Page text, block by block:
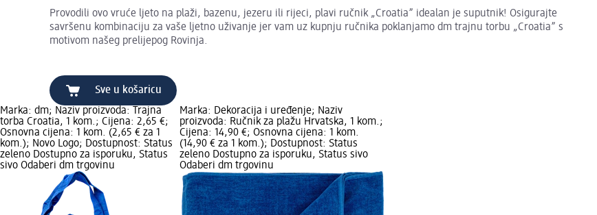
Provodili ovo vruće ljeto na plaži, bazenu, jezeru ili rijeci, plavi ručnik „Croatia” idealan je suputnik! Osigurajte
savršenu kombinaciju za vaše ljetno uživanje jer vam uz kupnju ručnika poklanjamo dm trajnu torbu „Croatia” s
motivom našeg prelijepog Rovinja.
Sve u košaricu
Marka: dm; Naziv proizvoda: Trajna
torba Croatia, 1 kom.; Cijena: 2,65 €;
Osnovna cijena: 1 kom. (2,65 € za 1
kom.); Novo Logo; Dostupnost: Status
zeleno Dostupno za isporuku, Status
sivo Odaberi dm trgovinu
Marka: Dekoracija i uređenje; Naziv
proizvoda: Ručnik za plažu Hrvatska, 1 kom.;
Cijena: 14,90 €; Osnovna cijena: 1 kom.
(14,90 € za 1 kom.); Dostupnost: Status
zeleno Dostupno za isporuku, Status sivo
Odaberi dm trgovinu